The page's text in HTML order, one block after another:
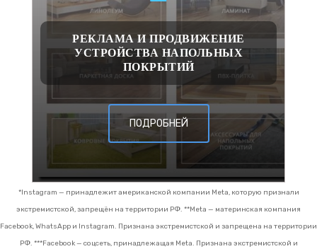
РЕКЛАМА И ПРОДВИЖЕНИЕ
УСТРОЙСТВА НАПОЛЬНЫХ
ПОКРЫТИЙ
ПОДРОБНЕЙ
*Instagram — принадлежит американской компании Meta, которую признали
экстремистской, запрещён на территории РФ. **Meta — материнская компания
Facebook, WhatsApp и Instagram. Признана экстремистской и запрещена на территории
РФ. ***Facebook — соцсеть, принадлежащая Meta. Признана экстремистской и